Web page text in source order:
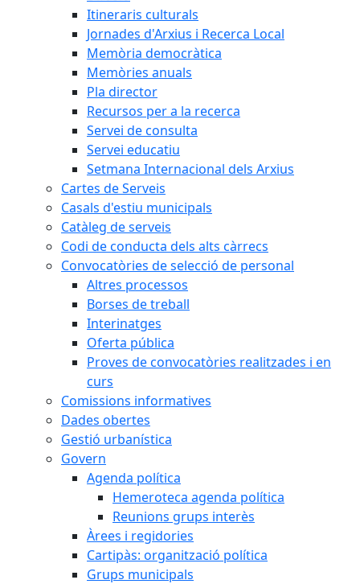
Itineraris culturals
Jornades d'Arxius i Recerca Local
Memòria democràtica
Memòries anuals
Pla director
Recursos per a la recerca
Servei de consulta
Servei educatiu
Setmana Internacional dels Arxius
Cartes de Serveis
Casals d'estiu municipals
Catàleg de serveis
Codi de conducta dels alts càrrecs
Convocatòries de selecció de personal
Altres processos
Borses de treball
Interinatges
Oferta pública
Proves de convocatòries realitzades i en
curs
Comissions informatives
Dades obertes
Gestió urbanística
Govern
Agenda política
Hemeroteca agenda política
Reunions grups interès
Àrees i regidories
Cartipàs: organització política
Grups municipals